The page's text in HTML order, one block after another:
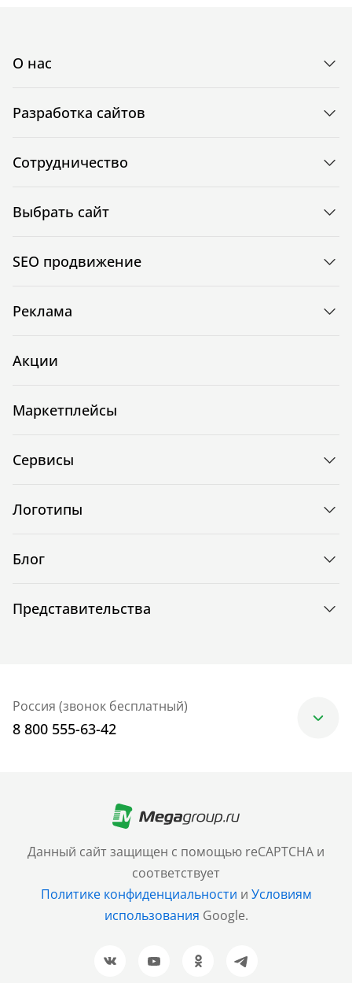
Данный сайт защищен с помощью reCAPTCHA и
соответствует
Политике конфиденциальности и Условиям
использования Google.
О нас
Разработка сайтов
Сотрудничество
Выбрать сайт
SEO продвижение
Реклама
Акции
Маркетплейсы
Сервисы
Логотипы
Блог
Представительства
Россия (звонок бесплатный)
8 800 555-63-42
+7 (499) 705-30-10
Санкт-Петербург
+7 (812) 600-77-33
Барнаул
+7 (961) 999-93-93
Новосибирск